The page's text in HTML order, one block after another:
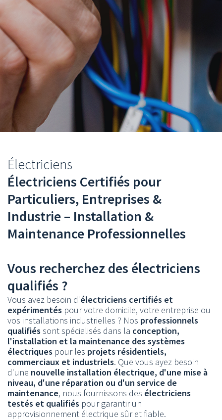
You
are
here
Électriciens
Électriciens Certifiés pour
Particuliers, Entreprises &
Industrie – Installation &
Maintenance Professionnelles
Vous recherchez des électriciens
qualifiés ?
Vous avez besoin d'électriciens certifiés et
expérimentés pour votre domicile, votre entreprise ou
vos installations industrielles ? Nos professionnels
qualifiés sont spécialisés dans la conception,
l'installation et la maintenance des systèmes
électriques pour les projets résidentiels,
commerciaux et industriels. Que vous ayez besoin
d'une nouvelle installation électrique, d'une mise à
niveau, d'une réparation ou d'un service de
maintenance, nous fournissons des électriciens
testés et qualifiés pour garantir un
approvisionnement électrique sûr et fiable.